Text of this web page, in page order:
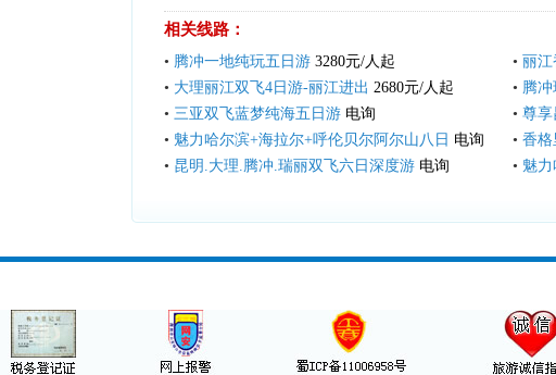
相关线路：
• 腾冲一地纯玩五日游 3280元/人起 • 丽
• 大理丽江双飞4日游-丽江进出 2680元/人起 • 腾
• 三亚双飞蓝梦纯海五日游 电询 • 尊享
• 魅力哈尔滨+海拉尔+呼伦贝尔阿尔山八日 电询 • 香格
• 昆明.大理.腾冲.瑞丽双飞六日深度游 电询 • 魅